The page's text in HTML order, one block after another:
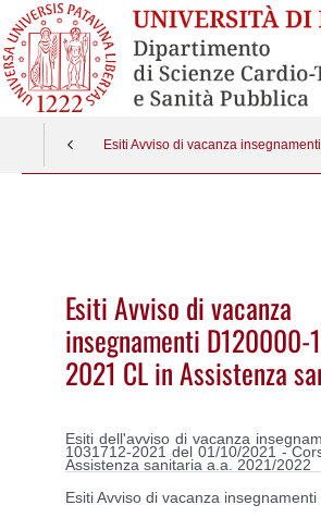
Esiti Avviso di vacanza
Esiti Avviso di vacanza
insegnamenti D120000-
2021 CL in Assistenza
Esiti dell'avviso di vacanza
1031712-2021 del 01/10/2021 -
Assistenza sanitaria a.a. 2021/2022
Esiti Avviso di vacanza